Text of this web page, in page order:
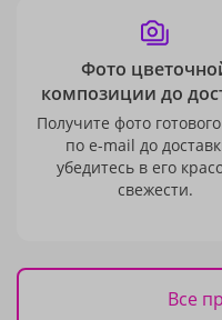
Фото
композиции до
Получите фото
по e-mail до
убедитесь в его
свежести.
Все